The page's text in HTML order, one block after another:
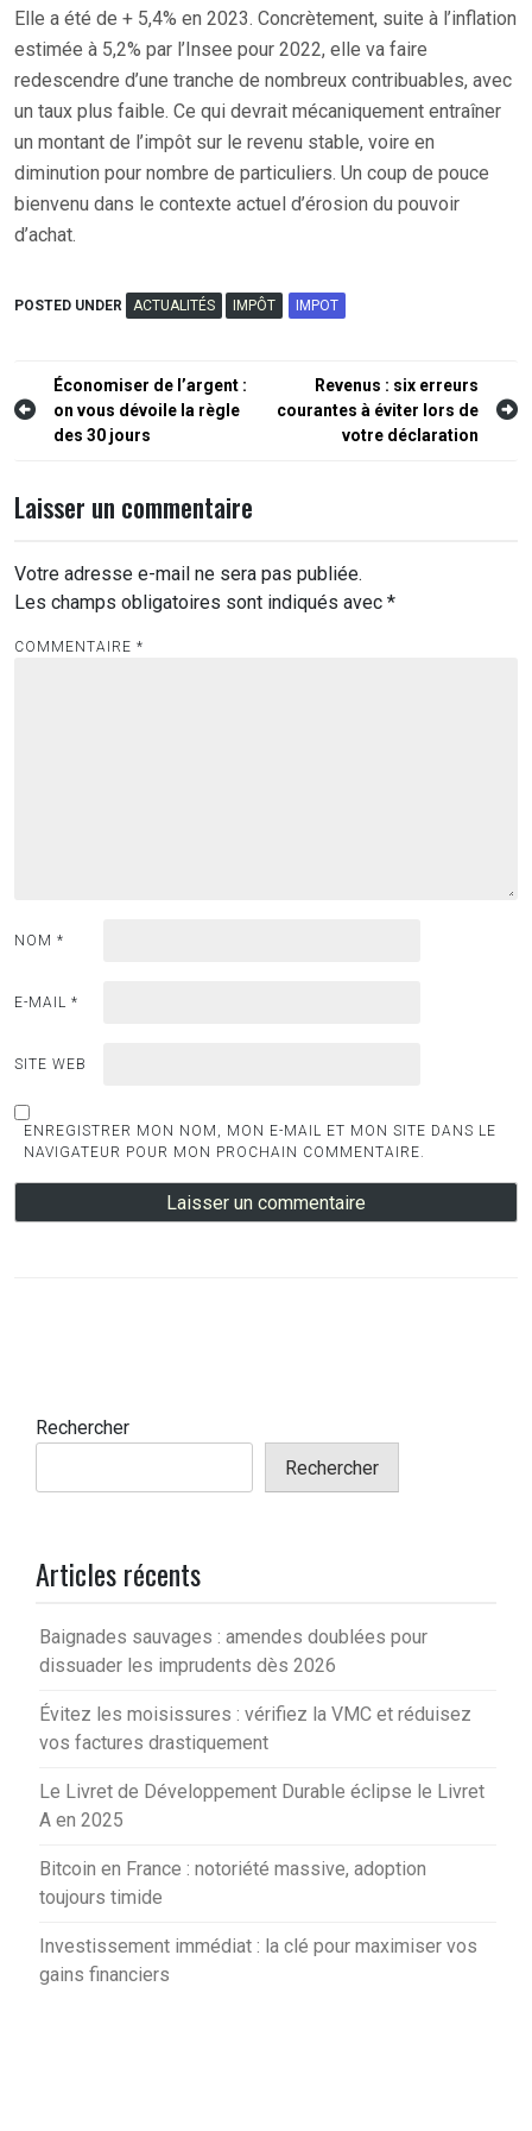
Elle a été de + 5,4% en 2023. Concrètement, suite à l’inflation
estimée à 5,2% par l’Insee pour 2022, elle va faire
redescendre d’une tranche de nombreux contribuables, avec
un taux plus faible. Ce qui devrait mécaniquement entraîner
un montant de l’impôt sur le revenu stable, voire en
diminution pour nombre de particuliers. Un coup de pouce
bienvenu dans le contexte actuel d’érosion du pouvoir
d’achat.
POSTED UNDER ACTUALITÉS IMPÔT IMPOT
Navigation
de
Économiser de l’argent :
on vous dévoile la règle
des 30 jours
Revenus : six erreurs
courantes à éviter lors de
votre déclaration
Laisser un commentaire
Votre adresse e-mail ne sera pas publiée.
Les champs obligatoires sont indiqués avec *
COMMENTAIRE *
NOM *
E-MAIL *
SITE WEB
ENREGISTRER MON NOM, MON E-MAIL ET MON SITE DANS LE
NAVIGATEUR POUR MON PROCHAIN COMMENTAIRE.
Rechercher
Rechercher
Articles récents
Baignades sauvages : amendes doublées pour
dissuader les imprudents dès 2026
Évitez les moisissures : vérifiez la VMC et réduisez
vos factures drastiquement
Le Livret de Développement Durable éclipse le Livret
A en 2025
Bitcoin en France : notoriété massive, adoption
toujours timide
Investissement immédiat : la clé pour maximiser vos
gains financiers